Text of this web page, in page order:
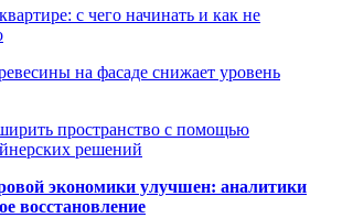
с чего начинать и как не
на фасаде снижает уровень
пространство с помощью
решений
экономики улучшен: аналитики
восстановление